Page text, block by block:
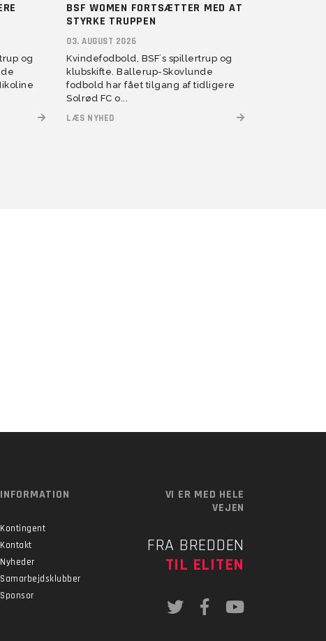
og
BSF WOMEN FORTSÆTTER MED AT
STYRKE TRUPPEN
03. AUGUST 2026
Kvindefodbold, BSF´s spillertrup og
klubskifte. Ballerup-Skovlunde
fodbold har fået tilgang af tidligere
Solrød FC o...
LÆS NYHED
INFORMATION
Kontingent
Kontakt
Nyheder
Samarbejdsklubber
Sponsor
VI ER MED HELE
VEJEN
FRA BREDDEN
TIL ELITEN